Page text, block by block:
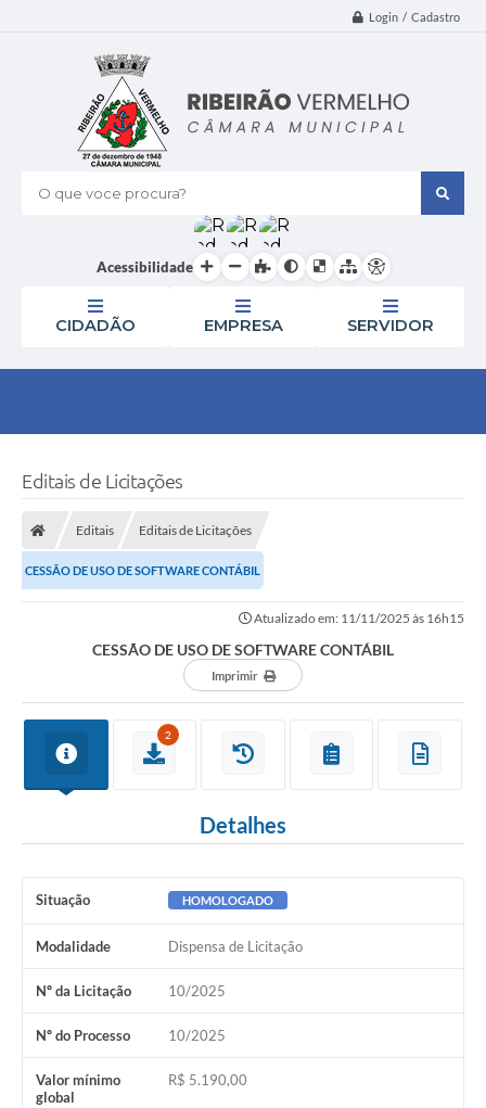
Login / Cadastro
O que voce procura?
Acessibilidade
CIDADÃO EMPRESA SERVIDOR
Editais de Licitações
Editais Editais de Licitações
CESSÃO DE USO DE SOFTWARE CONTÁBIL
Atualizado em: 11/11/2025 às 16h15
CESSÃO DE USO DE SOFTWARE CONTÁBIL
Imprimir
2
Detalhes
Situação HOMOLOGADO
Modalidade Dispensa de Licitação
Nº da Licitação 10/2025
Nº do Processo 10/2025
Valor mínimo
global
R$ 5.190,00